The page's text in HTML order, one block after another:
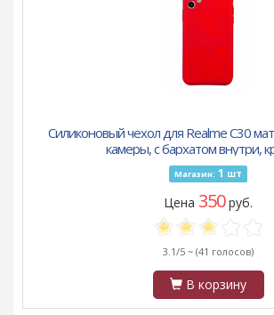
Силиконовый чехол для Realme C30
камеры, с бархатом внутри,
Магазин: 1 шт
Цена 350руб.
3.1/5 ~ (41 голосов)
В корзину